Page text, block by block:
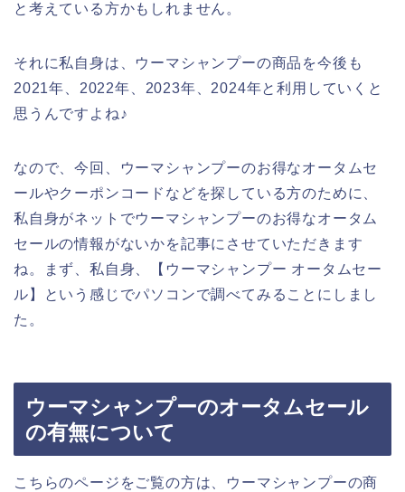
と考えている方かもしれません。
それに私自身は、ウーマシャンプーの商品を今後も
2021年、2022年、2023年、2024年と利用していくと
思うんですよね♪
なので、今回、ウーマシャンプーのお得なオータムセ
ールやクーポンコードなどを探している方のために、
私自身がネットでウーマシャンプーのお得なオータム
セールの情報がないかを記事にさせていただきます
ね。まず、私自身、【ウーマシャンプー オータムセー
ル】という感じでパソコンで調べてみることにしまし
た。
ウーマシャンプーのオータムセール
の有無について
こちらのページをご覧の方は、ウーマシャンプーの商